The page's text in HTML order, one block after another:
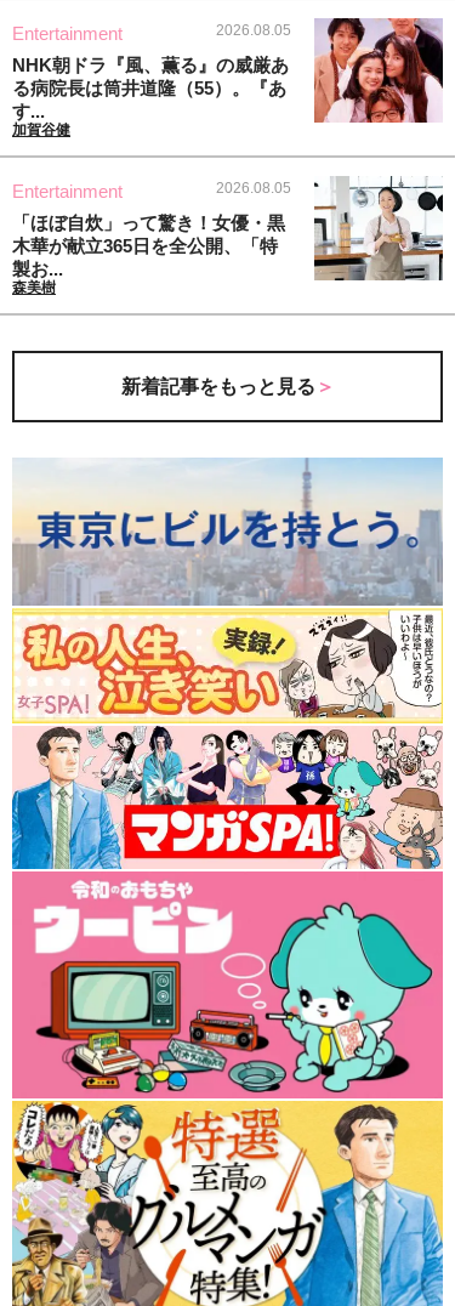
Entertainment 2026.08.05
NHK朝ドラ『風、薫る』の威厳あ
る病院長は筒井道隆（55）。『あ
す...
加賀谷健
Entertainment 2026.08.05
「ほぼ自炊」って驚き！女優・黒
木華が献立365日を全公開、「特
製お...
森美樹
新着記事をもっと見る